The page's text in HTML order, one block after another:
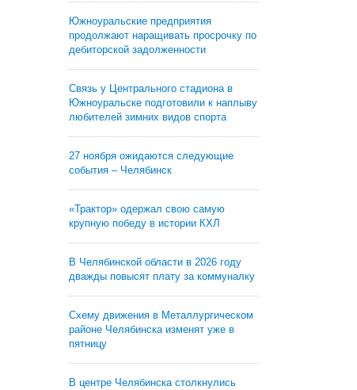
Южноуральские предприятия
продолжают наращивать просрочку по
дебиторской задолженности
Связь у Центрального стадиона в
Южноуральске подготовили к наплыву
любителей зимних видов спорта
27 ноября ожидаются следующие
события – Челябинск
«Трактор» одержал свою самую
крупную победу в истории КХЛ
В Челябинской области в 2026 году
дважды повысят плату за коммуналку
Схему движения в Металлургическом
районе Челябинска изменят уже в
пятницу
В центре Челябинска столкнулись